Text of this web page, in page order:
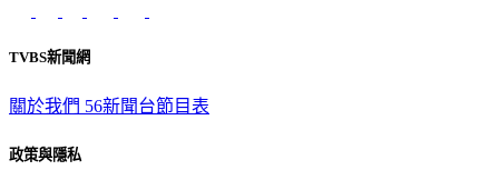
TVBS新聞網
關於我們 56新聞台節目表
政策與隱私